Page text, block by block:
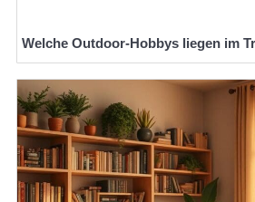
Welche Outdoor-Hobbys liegen im